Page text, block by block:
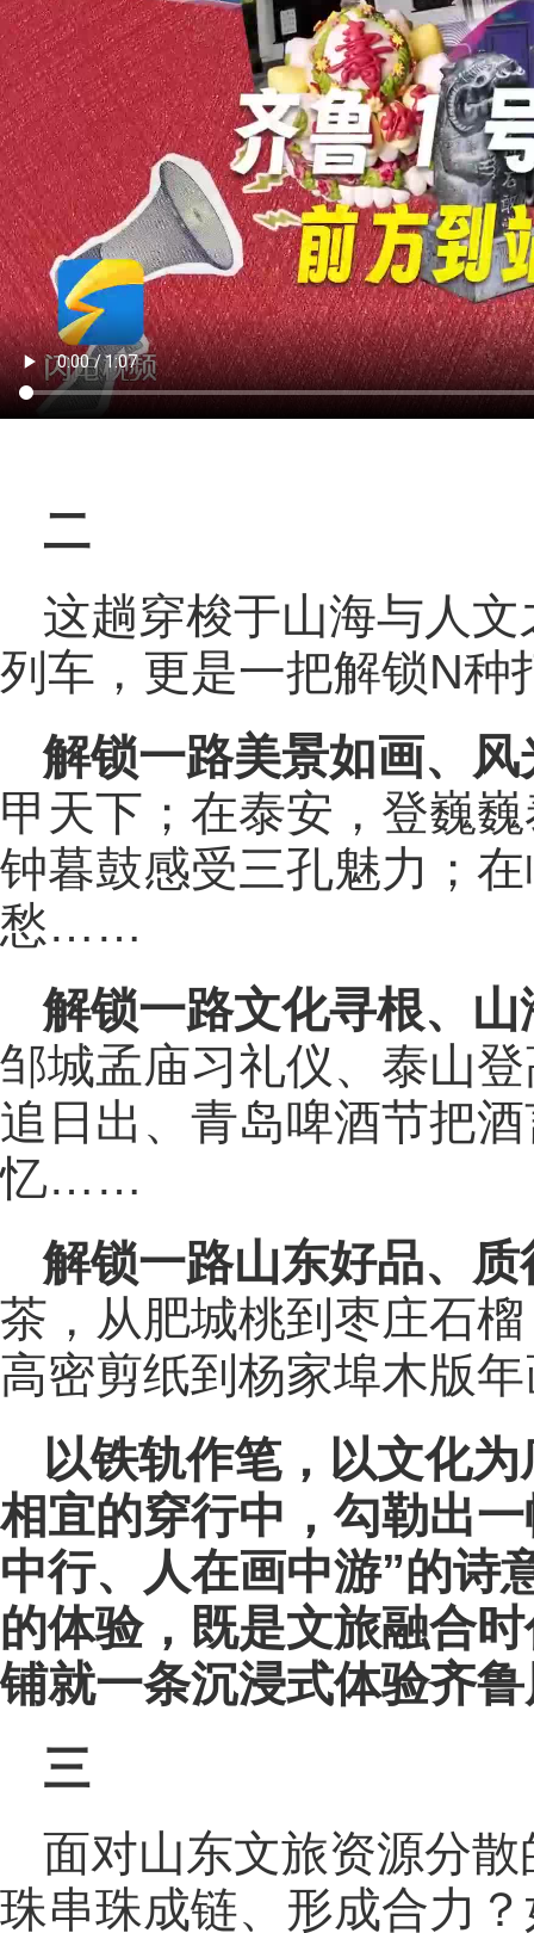
二
这趟穿梭于山海与人文
列车，更是一把解锁N种
解锁一路美景如画、风
甲天下；在泰安，登巍
钟暮鼓感受三孔魅力；
愁……
解锁一路文化寻根、山
邹城孟庙习礼仪、泰山
追日出、青岛啤酒节把
忆……
解锁一路山东好品、质
茶，从肥城桃到枣庄石
高密剪纸到杨家埠木版
以铁轨作笔，以文化
相宜的穿行中，勾勒出
中行、人在画中游”的诗
的体验，既是文旅融合
铺就一条沉浸式体验齐
三
面对山东文旅资源分
珠串珠成链、形成合力